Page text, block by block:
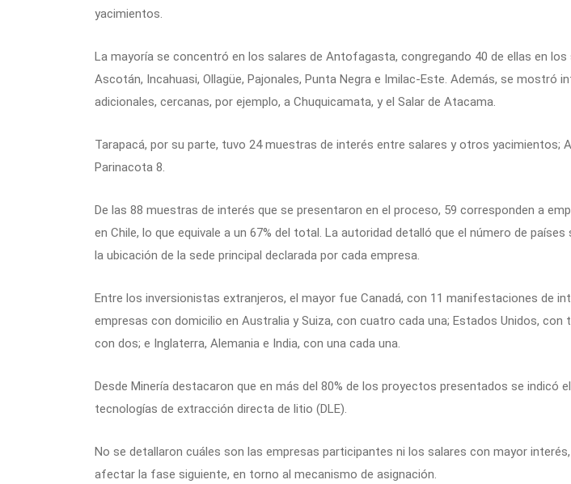
yacimientos.
La mayoría se concentró en los salares de Antofagasta, congregando 40 de ellas en los
Ascotán, Incahuasi, Ollagüe, Pajonales, Punta Negra e Imilac-Este. Además, se mostró
adicionales, cercanas, por ejemplo, a Chuquicamata, y el Salar de Atacama.
Tarapacá, por su parte, tuvo 24 muestras de interés entre salares y otros yacimientos;
Parinacota 8.
De las 88 muestras de interés que se presentaron en el proceso, 59 corresponden a
en Chile, lo que equivale a un 67% del total. La autoridad detalló que el número de
la ubicación de la sede principal declarada por cada empresa.
Entre los inversionistas extranjeros, el mayor fue Canadá, con 11 manifestaciones de
empresas con domicilio en Australia y Suiza, con cuatro cada una; Estados Unidos, con
con dos; e Inglaterra, Alemania e India, con una cada una.
Desde Minería destacaron que en más del 80% de los proyectos presentados se indicó
tecnologías de extracción directa de litio (DLE).
No se detallaron cuáles son las empresas participantes ni los salares con mayor
afectar la fase siguiente, en torno al mecanismo de asignación.